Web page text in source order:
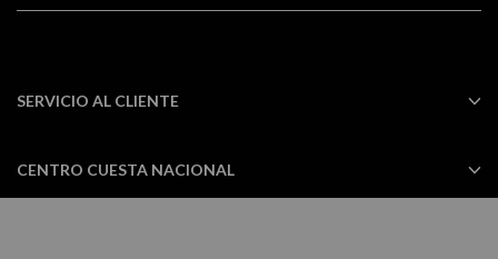
informativo:
SERVICIO AL CLIENTE
CENTRO CUESTA NACIONAL